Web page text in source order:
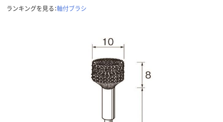
ランキングを見る：軸付ブラシ